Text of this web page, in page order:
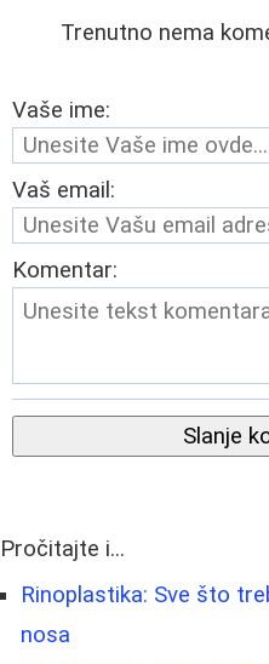
Trenutno nema
Vaše ime:
Vaš email:
Komentar:
Slanje
Pročitajte i...
Rinoplastika: Sve što
nosa